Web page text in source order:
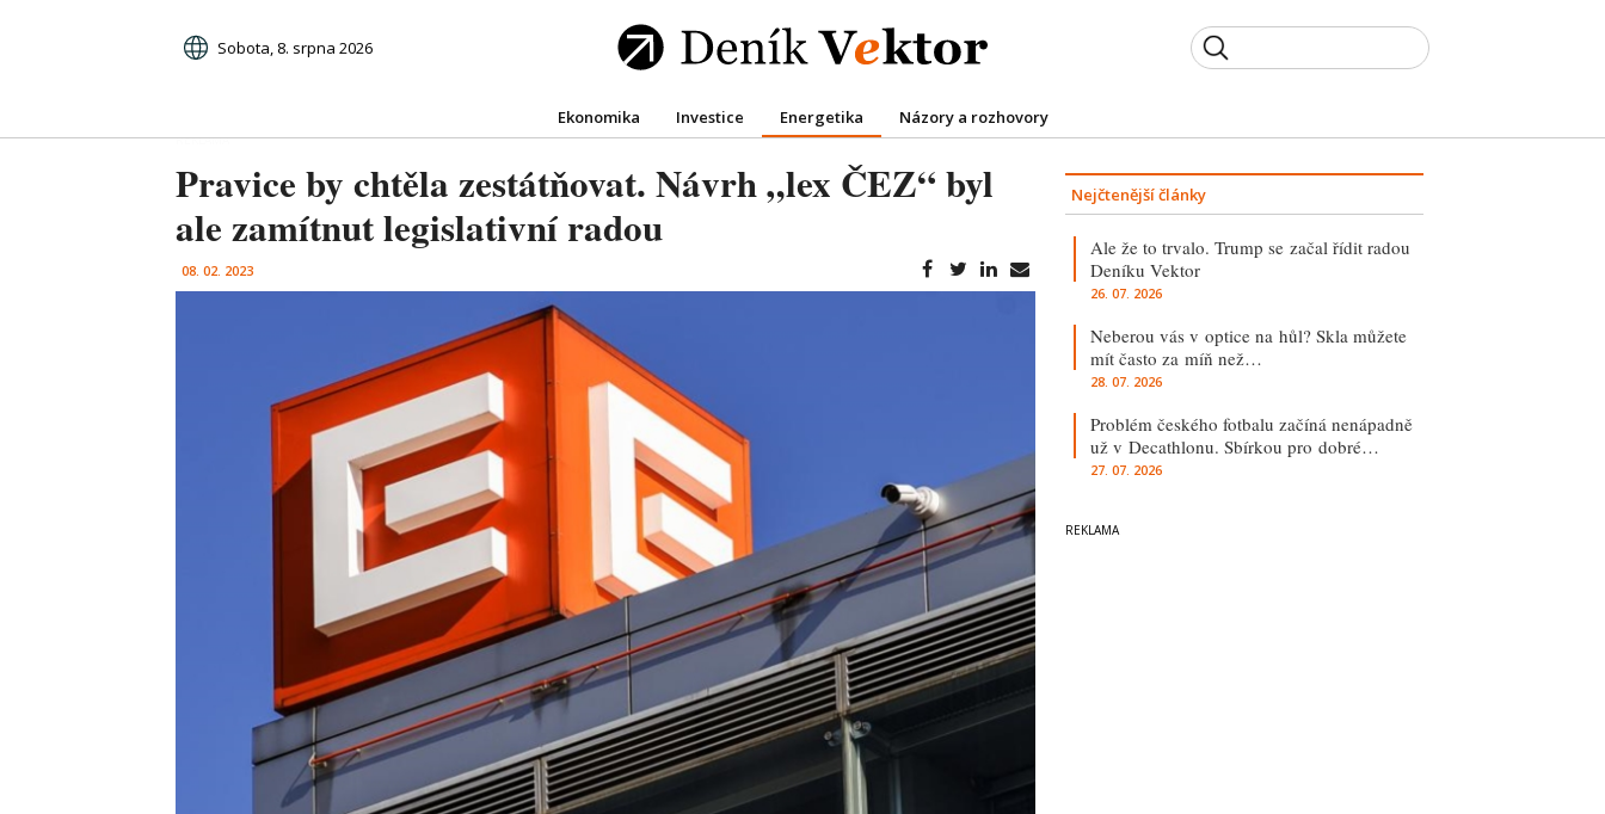
Sobota, 8. srpna 2026
Ekonomika Investice Energetika Názory a rozhovory
Pravice by chtěla zestátňovat. Návrh „lex ČEZ“ byl
ale zamítnut legislativní radou
08. 02. 2023
Nejčtenější články
Ale že to trvalo. Trump se začal řídit radou
Deníku Vektor
26. 07. 2026
Neberou vás v optice na hůl? Skla můžete
mít často za míň než…
28. 07. 2026
Problém českého fotbalu začíná nenápadně
už v Decathlonu. Sbírkou pro dobré…
27. 07. 2026